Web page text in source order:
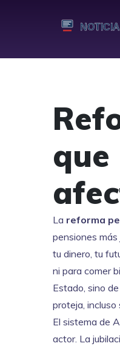
La reforma
pensiones
tu dinero, tu
ni para comer
Estado, sino
proteja,
El sistema de
actor. La